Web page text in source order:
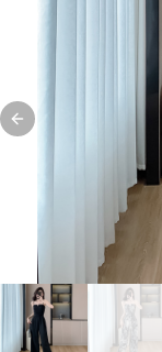
Previous slide